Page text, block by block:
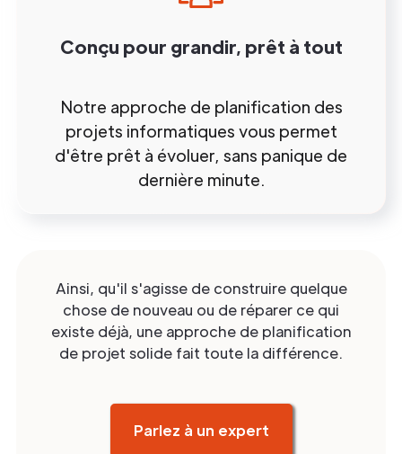
Conçu pour grandir, prêt à tout
Notre approche de planification des
projets informatiques vous permet
d'être prêt à évoluer, sans panique de
dernière minute.
Ainsi, qu'il s'agisse de construire quelque
chose de nouveau ou de réparer ce qui
existe déjà, une approche de planification
de projet solide fait toute la différence.
Parlez à un expert